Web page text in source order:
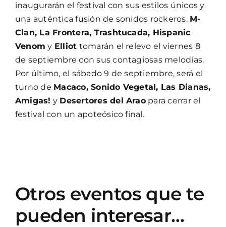
inaugurarán el festival con sus estilos únicos y
una auténtica fusión de sonidos rockeros. M-
Clan, La Frontera, Trashtucada, Hispanic
Venom y Elliot tomarán el relevo el viernes 8
de septiembre con sus contagiosas melodías.
Por último, el sábado 9 de septiembre, será el
turno de Macaco, Sonido Vegetal, Las Dianas,
Amigas! y Desertores del Araopara cerrar el
festival con un apoteósico final.
Otros eventos que te
pueden interesar…